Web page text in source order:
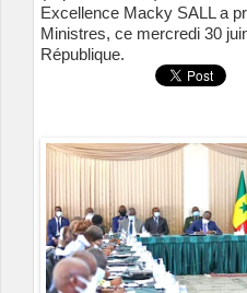
Excellence Macky SALL a
Ministres, ce mercredi 30
République.